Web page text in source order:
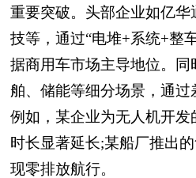
重要突破。头部企业如亿
技等，通过“电堆+系统+整
据商用车市场主导地位。
舶、储能等细分场景，通过
例如，某企业为无人机开
时长显著延长;某船厂推出
现零排放航行。